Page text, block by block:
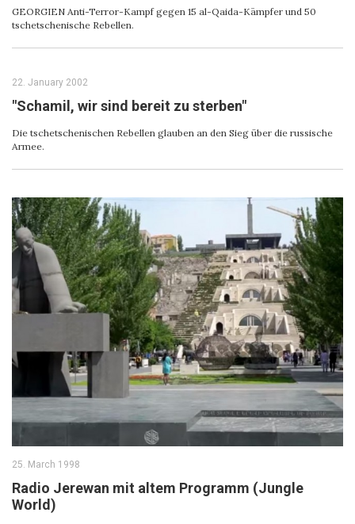
GEORGIEN Anti-Terror-Kampf gegen 15 al-Qaida-Kämpfer und 50
tschetschenische Rebellen.
22. January 2002
"Schamil, wir sind bereit zu sterben"
Die tschetschenischen Rebellen glauben an den Sieg über die russische
Armee.
25. March 1998
Radio Jerewan mit altem Programm (Jungle
World)